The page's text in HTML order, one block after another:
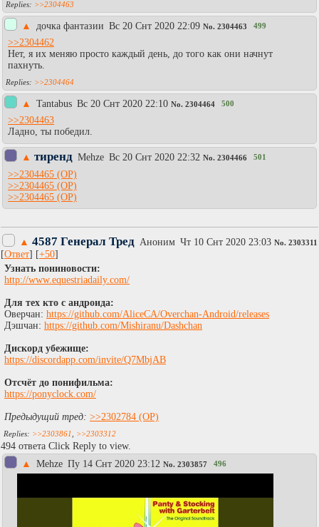
>>2304463
▲ дочка фантазии Вc 20 Снт 2020 22:09 No. 2304463 499
>>2304462
Нет, я их меняю просто каждый день, до того как они начнут
пахнуть.
>>2304464
▲ Tantabus Вc 20 Снт 2020 22:10 No. 2304464 500
>>2304463
Ладно, ты победил.
▲ тиренд Mehze Вc 20 Снт 2020 22:32 No. 2304466 501
>>2304465
>>2304465
>>2304465
▲ 4587 Генерал Тред Аноним Чт 10 Снт 2020 23:03 No. 2303311
[Ответ] [+50]
Узнать пониновости:
http://www.equestriadaily.com/
Для тех кто с андроида:
Оверчан: https://github.com/AliceCA/Overchan-Android/releases
Дэшчан: https://github.com/Mishiranu/Dashchan
Дискорд убежище:
https://discordapp.com/invite/Q7MbjAB
Отсчёт до понифильма:
https://ponyclock.com/
Предыдущий тред: >>2302784
>>2303861 >>2303312
494 ответа Click Reply to view.
▲
Mehze Пy 14 Снт 2020 23:12 No. 2303857 496